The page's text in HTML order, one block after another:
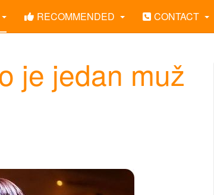
RECOMMENDED CONTACT
je jedan muž